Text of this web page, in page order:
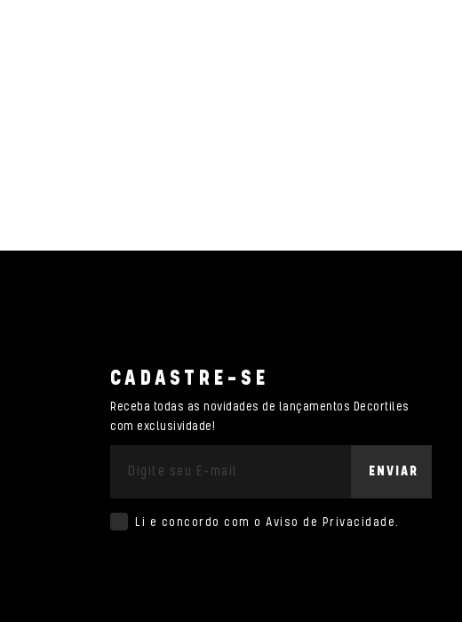
CADASTRE-SE
Receba todas as novidades de lançamentos Decortiles
com exclusividade!
ENVIAR
Li e concordo com o Aviso de Privacidade.